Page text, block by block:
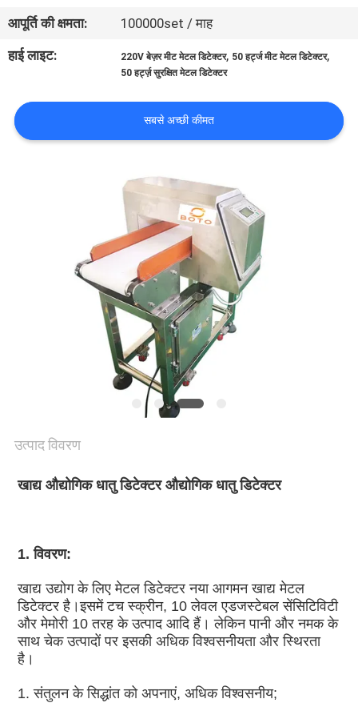
संपर्क
एक
आपूर्ति की क्षमता:
100000set / माह
हाई लाइट:
220V बेज़र मीट मेटल डिटेक्टर, 50 हर्ट्ज मीट मेटल डिटेक्टर,
50 हर्ट्ज़ सुरक्षित मेटल डिटेक्टर
सबसे अच्छी कीमत
उत्पाद विवरण
खाद्य औद्योगिक धातु डिटेक्टर औद्योगिक धातु डिटेक्टर
1. विवरण:
खाद्य उद्योग के लिए मेटल डिटेक्टर नया आगमन खाद्य मेटल
डिटेक्टर है।इसमें टच स्क्रीन, 10 लेवल एडजस्टेबल सेंसिटिविटी
और मेमोरी 10 तरह के उत्पाद आदि हैं। लेकिन पानी और नमक के
साथ चेक उत्पादों पर इसकी अधिक विश्वसनीयता और स्थिरता
है।
1. संतुलन के सिद्धांत को अपनाएं, अधिक विश्वसनीय;